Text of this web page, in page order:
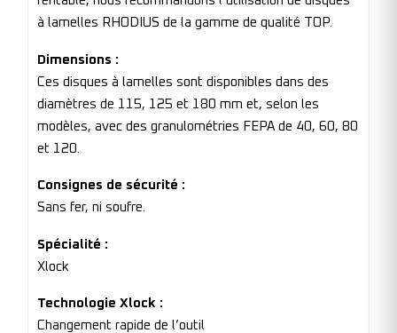
à lamelles RHODIUS de la gamme de qualité TOP.
Dimensions :
Ces disques à lamelles sont disponibles dans des
diamètres de 115, 125 et 180 mm et, selon les
modèles, avec des granulométries FEPA de 40, 60, 80
et 120.
Consignes de sécurité :
Sans fer, ni soufre.
Spécialité :
Xlock
Technologie Xlock :
Changement rapide de l’outil